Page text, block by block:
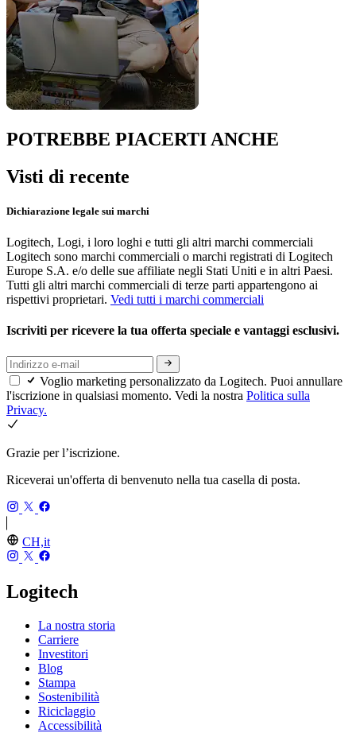
POTREBBE PIACERTI ANCHE
Visti di recente
Dichiarazione legale sui marchi
Logitech, Logi, i loro loghi e tutti gli altri marchi commerciali
Logitech sono marchi commerciali o marchi registrati di Logitech
Europe S.A. e/o delle sue affiliate negli Stati Uniti e in altri Paesi.
Tutti gli altri marchi commerciali di terze parti appartengono ai
rispettivi proprietari. Vedi tutti i marchi commerciali
Iscriviti per ricevere la tua offerta speciale e vantaggi esclusivi.
Voglio marketing personalizzato da Logitech. Puoi annullare
l'iscrizione in qualsiasi momento. Vedi la nostra Politica sulla
Privacy.
Grazie per l’iscrizione.
Riceverai un'offerta di benvenuto nella tua casella di posta.
CH,it
Logitech
La nostra storia
Carriere
Investitori
Blog
Stampa
Sostenibilità
Riciclaggio
Accessibilità